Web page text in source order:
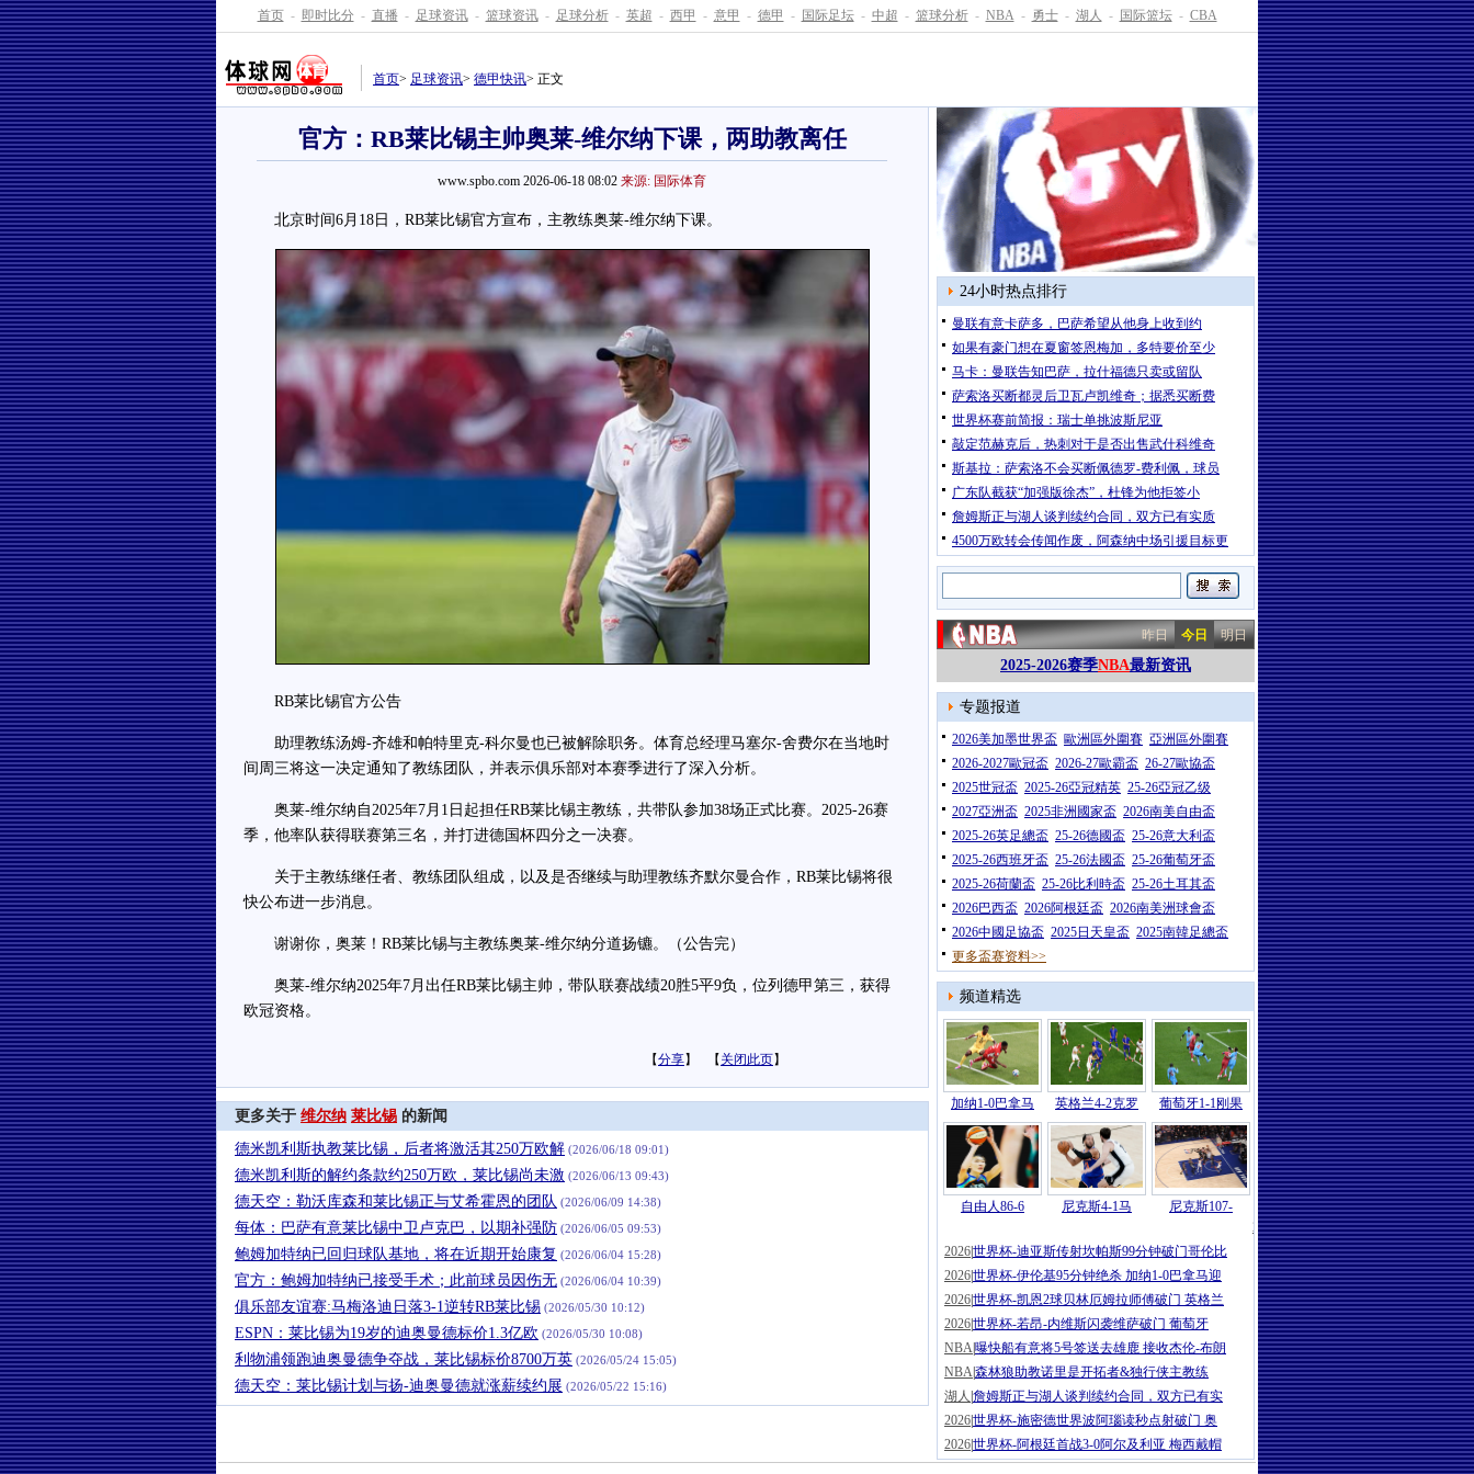
首页 - 即时比分 - 直播 - 足球资讯 - 篮球资讯 - 足球分析 - 英超 - 西甲 - 意甲 - 德甲 - 国际足坛 - 中超 - 篮球分析 - NBA - 勇士 - 湖人 - 国际篮坛 - CBA
首页> 足球资讯> 德甲快讯> 正文
官方：RB莱比锡主帅奥莱-维尔纳下课，两助教离任
www.spbo.com 2026-06-18 08:02 来源: 国际体育
北京时间6月18日，RB莱比锡官方宣布，主教练奥莱-维尔纳下课。
RB莱比锡官方公告
助理教练汤姆-齐雄和帕特里克-科尔曼也已被解除职务。体育总经理马塞尔-舍费尔在当地时
间周三将这一决定通知了教练团队，并表示俱乐部对本赛季进行了深入分析。
奥莱-维尔纳自2025年7月1日起担任RB莱比锡主教练，共带队参加38场正式比赛。2025-26赛
季，他率队获得联赛第三名，并打进德国杯四分之一决赛。
关于主教练继任者、教练团队组成，以及是否继续与助理教练齐默尔曼合作，RB莱比锡将很
快公布进一步消息。
谢谢你，奥莱！RB莱比锡与主教练奥莱-维尔纳分道扬镳。（公告完）
奥莱-维尔纳2025年7月出任RB莱比锡主帅，带队联赛战绩20胜5平9负，位列德甲第三，获得
欧冠资格。
【分享】 【 关闭此页】
更多关于 维尔纳 莱比锡 的新闻
德米凯利斯执教莱比锡，后者将激活其250万欧解 (2026/06/18 09:01)
德米凯利斯的解约条款约250万欧，莱比锡尚未激 (2026/06/13 09:43)
德天空：勒沃库森和莱比锡正与艾希霍恩的团队 (2026/06/09 14:38)
每体：巴萨有意莱比锡中卫卢克巴，以期补强防 (2026/06/05 09:53)
鲍姆加特纳已回归球队基地，将在近期开始康复 (2026/06/04 15:28)
官方：鲍姆加特纳已接受手术；此前球员因伤无 (2026/06/04 10:39)
俱乐部友谊赛:马梅洛迪日落3-1逆转RB莱比锡 (2026/05/30 10:12)
ESPN：莱比锡为19岁的迪奥曼德标价1.3亿欧 (2026/05/30 10:08)
利物浦领跑迪奥曼德争夺战，莱比锡标价8700万英 (2026/05/24 15:05)
德天空：莱比锡计划与扬-迪奥曼德就涨薪续约展 (2026/05/22 15:16)
24小时热点排行
曼联有意卡萨多，巴萨希望从他身上收到约
如果有豪门想在夏窗签恩梅加，多特要价至少
马卡：曼联告知巴萨，拉什福德只卖或留队
萨索洛买断都灵后卫瓦卢凯维奇；据悉买断费
世界杯赛前简报：瑞士单挑波斯尼亚
敲定范赫克后，热刺对于是否出售武什科维奇
斯基拉：萨索洛不会买断佩德罗-费利佩，球员
广东队截获“加强版徐杰”，杜锋为他拒签小
詹姆斯正与湖人谈判续约合同，双方已有实质
4500万欧转会传闻作废，阿森纳中场引援目标更
昨日 今日 明日
2025-2026赛季NBA最新资讯
专题报道
2026美加墨世界盃 歐洲區外圍賽 亞洲區外圍賽
2026-2027歐冠盃 2026-27歐霸盃 26-27歐協盃
2025世冠盃 2025-26亞冠精英 25-26亞冠乙级
2027亞洲盃 2025非洲國家盃 2026南美自由盃
2025-26英足總盃 25-26德國盃 25-26意大利盃
2025-26西班牙盃 25-26法國盃 25-26葡萄牙盃
2025-26荷蘭盃 25-26比利時盃 25-26土耳其盃
2026巴西盃 2026阿根廷盃 2026南美洲球會盃
2026中國足協盃 2025日天皇盃 2025南韓足總盃
更多盃赛资料>>
频道精选
加纳1-0巴拿马 英格兰4-2克罗 葡萄牙1-1刚果
自由人86-6 尼克斯4-1马
尼克斯107-
2026 |世界杯-萨迪莱克闪袭莫科纳点射
2026世界杯-迪亚斯传射坎帕斯99分钟破门哥伦比
2026世界杯-伊伦基95分钟绝杀 加纳1-0巴拿马迎
2026世界杯-凯恩2球贝林厄姆拉师傅破门 英格兰
2026世界杯-若昂-内维斯闪袭维萨破门 葡萄牙
NBA曝快船有意将5号签送去雄鹿 接收杰伦-布朗
NBA森林狼助教诺里是开拓者&独行侠主教练
湖人 詹姆斯正与湖人谈判续约合同，双方已有实
2026世界杯-施密德世界波阿瑙读秒点射破门 奥
2026世界杯-阿根廷首战3-0阿尔及利亚 梅西戴帽